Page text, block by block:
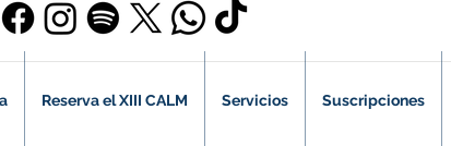
Reserva el XIII CALM Servicios Suscripciones